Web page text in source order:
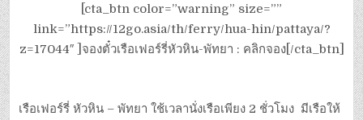
[cta_btn color=”warning” size=””
link=”https://12go.asia/th/ferry/hua-hin/pattaya/?
z=17044″ ]จองตั๋วเรือเฟอร์รี่หัวหิน-พัทยา : คลิกจอง[/cta_btn]
เรือเฟอร์รี่ หัวหิน – พัทยา ใช้เวลานั่งเรือเพียง 2 ชั่วโมง มีเรือให้